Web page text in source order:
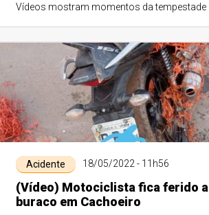
Vídeos mostram momentos da tempestade
Acidente 18/05/2022 - 11h56
(Vídeo) Motociclista fica ferido
buraco em Cachoeiro